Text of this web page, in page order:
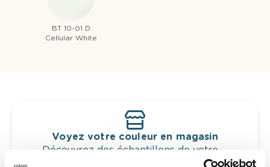
BT 10-01 D
Cellular White
Voyez votre couleur en magasin
Découvrez des échantillons de votre